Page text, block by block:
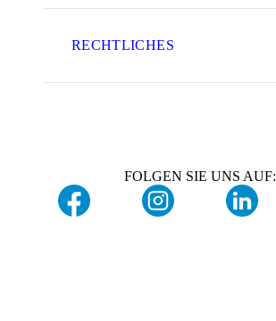
RECHTLICHES
FOLGEN SIE UNS AUF: